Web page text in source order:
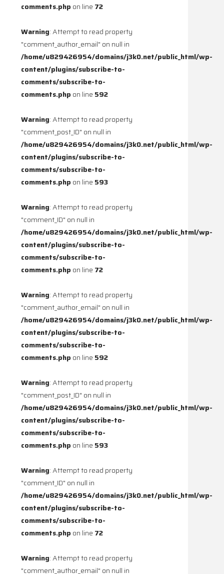
comments.php on line 72
Warning: Attempt to read property
"comment_author_email" on null in
/home/u829426954/domains/j3k0.net/public_html/wp-
content/plugins/subscribe-to-
comments/subscribe-to-
comments.php on line 592
Warning: Attempt to read property
"comment_post_ID" on null in
/home/u829426954/domains/j3k0.net/public_html/wp-
content/plugins/subscribe-to-
comments/subscribe-to-
comments.php on line 593
Warning: Attempt to read property
"comment_ID" on null in
/home/u829426954/domains/j3k0.net/public_html/wp-
content/plugins/subscribe-to-
comments/subscribe-to-
comments.php on line 72
Warning: Attempt to read property
"comment_author_email" on null in
/home/u829426954/domains/j3k0.net/public_html/wp-
content/plugins/subscribe-to-
comments/subscribe-to-
comments.php on line 592
Warning: Attempt to read property
"comment_post_ID" on null in
/home/u829426954/domains/j3k0.net/public_html/wp-
content/plugins/subscribe-to-
comments/subscribe-to-
comments.php on line 593
Warning: Attempt to read property
"comment_ID" on null in
/home/u829426954/domains/j3k0.net/public_html/wp-
content/plugins/subscribe-to-
comments/subscribe-to-
comments.php on line 72
Warning: Attempt to read property
"comment_author_email" on null in